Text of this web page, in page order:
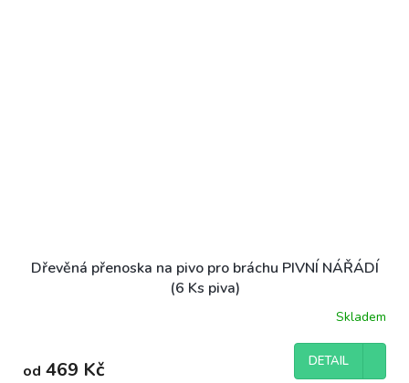
Dřevěná přenoska na pivo pro bráchu PIVNÍ NÁŘÁDÍ
(6 Ks piva)
Skladem
od 469 Kč DETAIL